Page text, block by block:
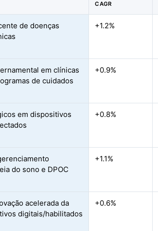
CAGR
de doenças
+1.2%
em clínicas
de cuidados
+0.9%
em dispositivos
+0.8%
do sono e DPOC
+1.1%
acelerada da
digitais/habilitados
+0.6%